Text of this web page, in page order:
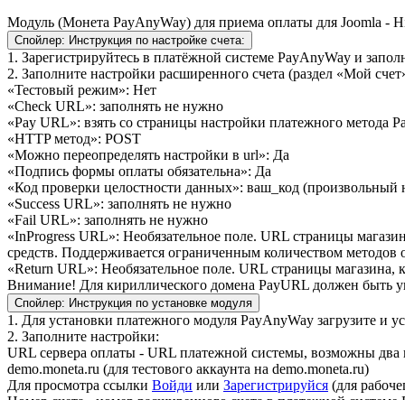
Модуль (Монета PayAnyWay) для приема оплаты для Joomla -
Спойлер: Инструкция по настройке счета:
1. Зарегистрируйтесь в платёжной системе PayAnyWay и
2. Заполните настройки расширенного счета (раздел «Мой
«Тестовый режим»: Нет
«Check URL»: заполнять не нужно
«Pay URL»: взять со страницы настройки платежного метода
«HTTP метод»: POST
«Можно переопределять настройки в url»: Да
«Подпись формы оплаты обязательна»: Да
«Код проверки целостности данных»: ваш_код (произвольный
«Success URL»: заполнять не нужно
«Fail URL»: заполнять не нужно
«InProgress URL»: Необязательное поле. URL страницы
средств. Поддерживается ограниченным количеством методов
«Return URL»: Необязательное поле. URL страницы магазина,
Внимание! Для кириллического домена PayURL должен быть
Спойлер: Инструкция по установке модуля
1. Для установки платежного модуля PayAnyWay загрузите и
2. Заполните настройки:
URL сервера оплаты - URL платежной системы, возможны два
demo.moneta.ru (для тестового аккаунта на demo.moneta.ru)
Для просмотра ссылки Войди или Зарегистрируйся (для